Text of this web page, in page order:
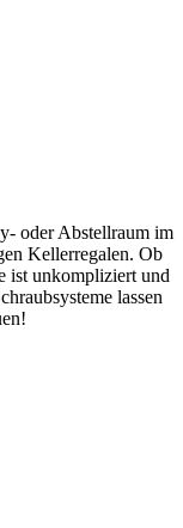
oder Abstellraum im
Kellerregalen. Ob
ist unkompliziert und
lassen